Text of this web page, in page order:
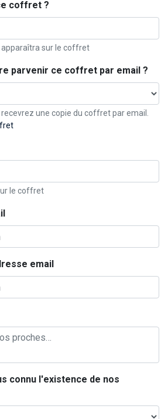
coffret ?
apparaîtra sur le coffret
parvenir ce coffret par email ?
une copie du coffret par email.
le coffret
email
connu l'existence de nos